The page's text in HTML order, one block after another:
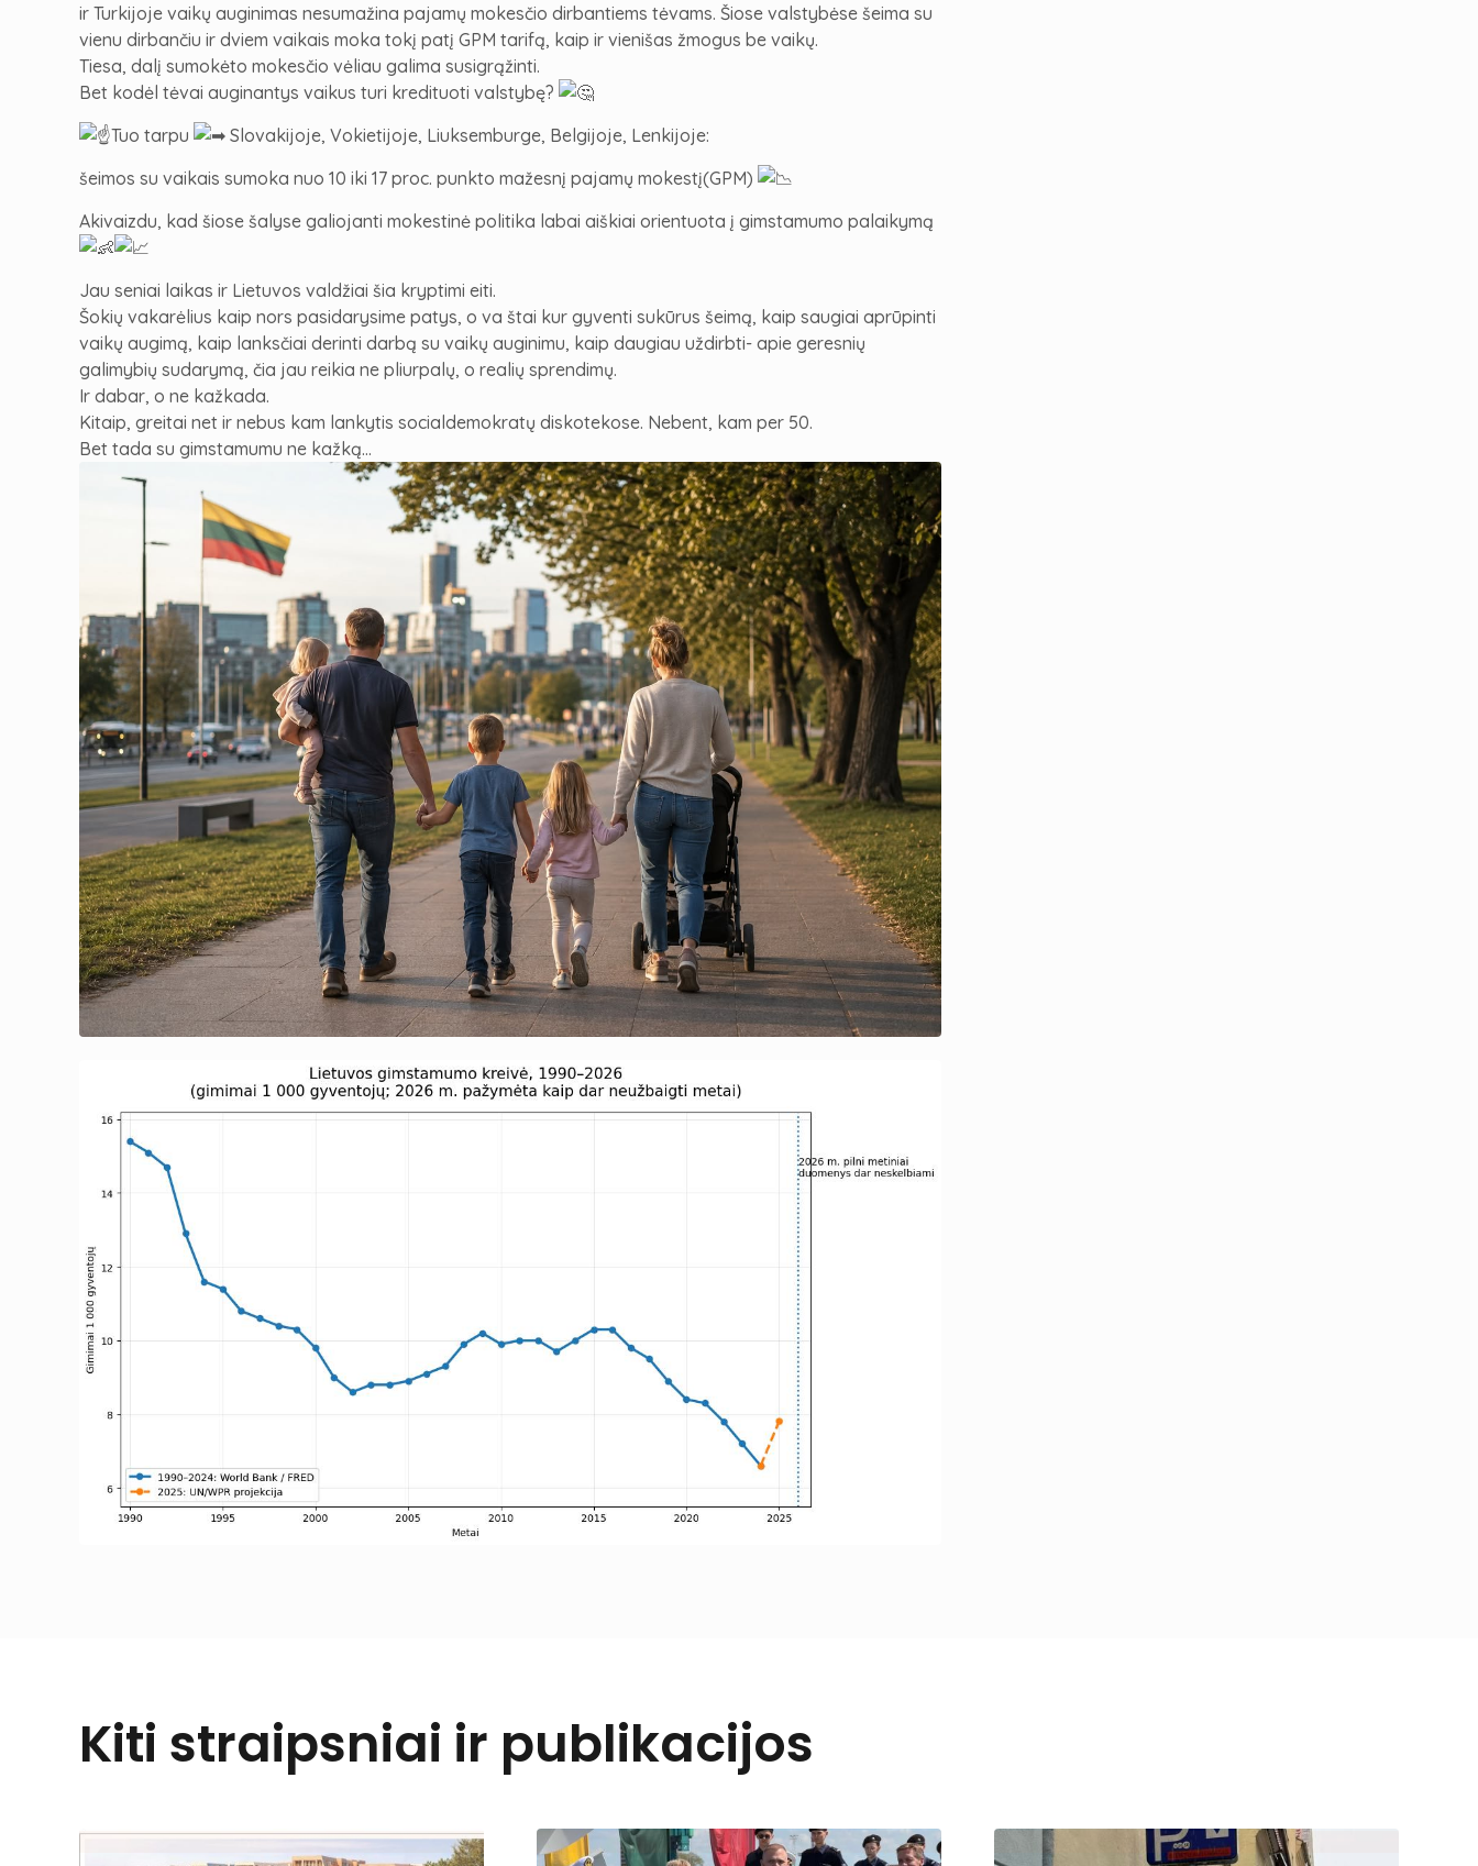
ir Turkijoje vaikų auginimas nesumažina pajamų mokesčio dirbantiems tėvams.️ Šiose valstybėse šeima su
vienu dirbančiu ir dviem vaikais moka tokį patį GPM tarifą, kaip ir vienišas žmogus be vaikų.
Tiesa, dalį sumokėto mokesčio vėliau galima susigrąžinti.
Bet kodėl tėvai auginantys vaikus turi kredituoti valstybę?
Tuo tarpu
Slovakijoje, Vokietijoje, Liuksemburge, Belgijoje, Lenkijoje:
šeimos su vaikais sumoka nuo 10 iki 17 proc. punkto mažesnį pajamų mokestį(GPM)
Akivaizdu, kad šiose šalyse galiojanti mokestinė politika labai aiškiai orientuota į gimstamumo palaikymą
Jau seniai laikas ir Lietuvos valdžiai šia kryptimi eiti.️
Šokių vakarėlius kaip nors pasidarysime patys, o va štai kur gyventi sukūrus šeimą, kaip saugiai aprūpinti
vaikų augimą, kaip lanksčiai derinti darbą su vaikų auginimu, kaip daugiau uždirbti- apie geresnių
galimybių sudarymą, čia jau reikia ne pliurpalų, o realių sprendimų.
Ir dabar, o ne kažkada.
Kitaip, greitai net ir nebus kam lankytis socialdemokratų diskotekose. Nebent, kam per 50.
Bet tada su gimstamumu ne kažką…
Kiti straipsniai ir publikacijos